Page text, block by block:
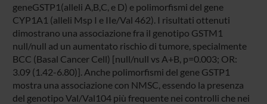
geneGSTP1(alleli A,B,C, e D) e polimorfismi del gene
CYP1A1 (alleli Msp I e IIe/Val 462). I risultati ottenuti
dimostrano una associazione fra il genotipo GSTM1
null/null ad un aumentato rischio di tumore, specialmente
BCC (Basal Cancer Cell) [null/null vs A+B, p=0.003; OR:
3.09 (1.42-6.80)]. Anche polimorfismi del gene GSTP1
mostra una associazione con NMSC, essendo la presenza
del genotipo Val/Val104 più frequente nei controlli che nei